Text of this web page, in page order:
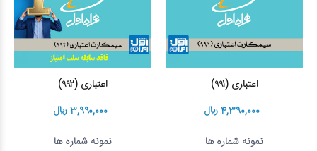
اعتباری (۹۹۱)
۴,۳۹۰,۰۰۰ ریال
نمونه شماره ها
اعتباری (۹۹۲)
۳,۹۹۰,۰۰۰ ریال
نمونه شماره ها